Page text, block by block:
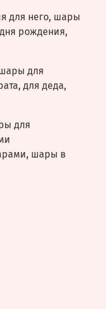
для него, шары
рождения,
для
для деда,
для
шары в